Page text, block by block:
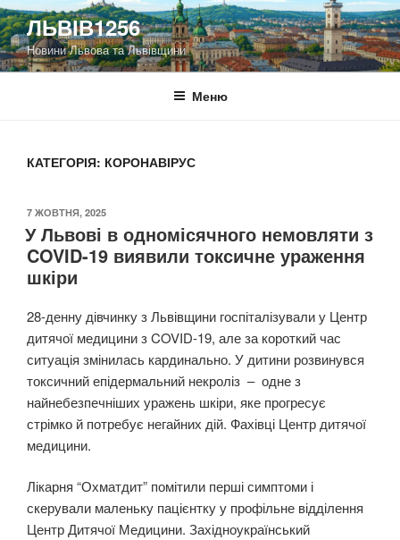
Перейти
до
вмісту
ЛЬВІВ1256
Новини Львова та Львівщини
Меню
КАТЕГОРІЯ: КОРОНАВІРУС
ОПУБЛІКОВАНО
7 ЖОВТНЯ, 2025
У Львові в одномісячного немовляти з
COVID-19 виявили токсичне ураження
шкіри
28-денну дівчинку з Львівщини госпіталізували у Центр
дитячої медицини з COVID-19, але за короткий час
ситуація змінилась кардинально. У дитини розвинувся
токсичний епідермальний некроліз – одне з
найнебезпечніших уражень шкіри, яке прогресує
стрімко й потребує негайних дій. Фахівці Центр дитячої
медицини.
Лікарня “Охматдит” помітили перші симптоми і
скерували маленьку пацієнтку у профільне відділення
Центр Дитячої Медицини. Західноукраїнський